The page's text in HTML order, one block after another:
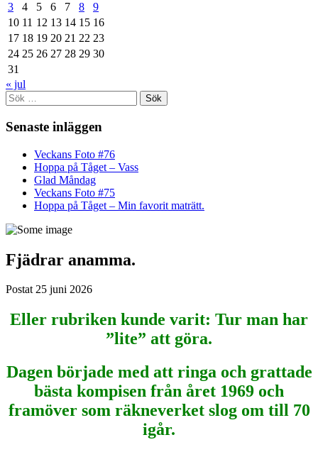
3
4 5 6 7 8
9
10 11 12 13 14 15 16
17 18 19 20 21 22 23
24 25 26 27 28 29 30
31
« jul
Sök
efter:
Senaste inläggen
Veckans Foto #76
Hoppa på Tåget – Vass
Glad Måndag
Veckans Foto #75
Hoppa på Tåget – Min favorit maträtt.
Fjädrar anamma.
Postat25 juni 2026
Eller rubriken kunde varit: Tur man har
”lite” att göra.
Dagen började med att ringa och grattade
bästa kompisen från året 1969 och
framöver som räkneverket slog om till 70
igår.